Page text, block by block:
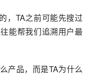
，TA之前可能先搜过
能帮我们追溯用户最
产品，而是TA为什么